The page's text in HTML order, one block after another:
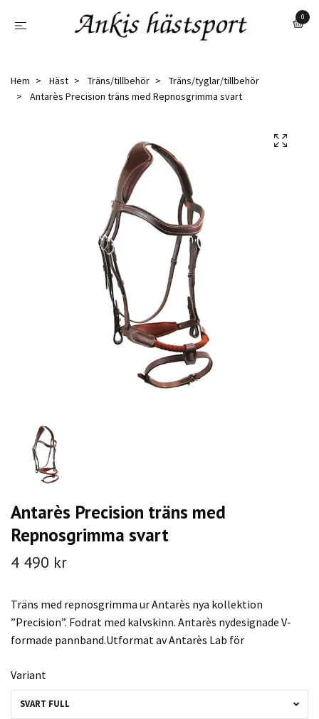
0
Hem Häst Träns/tillbehör
Träns/tyglar/tillbehör
Antarès Precision träns med Repnosgrimma svart
Antarès Precision träns med
Repnosgrimma svart
4 490 kr
Träns med repnosgrimma ur Antarès nya kollektion
”Precision”. Fodrat med kalvskinn. Antarès nydesignade V-
formade pannband.Utformat av Antarès Lab för
Variant
SVART FULL